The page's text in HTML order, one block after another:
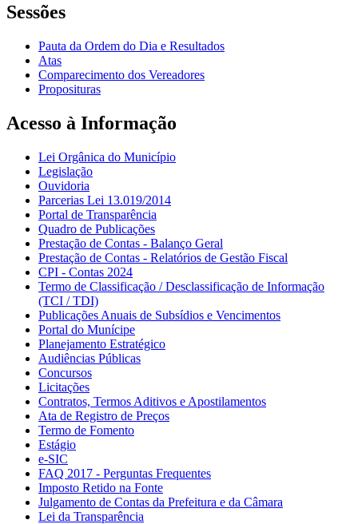
Sessões
Pauta da Ordem do Dia e Resultados
Atas
Comparecimento dos Vereadores
Proposituras
Acesso à Informação
Lei Orgânica do Município
Legislação
Ouvidoria
Parcerias Lei 13.019/2014
Portal de Transparência
Quadro de Publicações
Prestação de Contas - Balanço Geral
Prestação de Contas - Relatórios de Gestão Fiscal
CPI - Contas 2024
Termo de Classificação / Desclassificação de Informação
(TCI / TDI)
Publicações Anuais de Subsídios e Vencimentos
Portal do Munícipe
Planejamento Estratégico
Audiências Públicas
Concursos
Licitações
Contratos, Termos Aditivos e Apostilamentos
Ata de Registro de Preços
Termo de Fomento
Estágio
e-SIC
FAQ 2017 - Perguntas Frequentes
Imposto Retido na Fonte
Julgamento de Contas da Prefeitura e da Câmara
Lei da Transparência